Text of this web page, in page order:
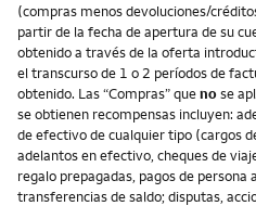
(compras menos devoluciones/
partir de la fecha de apertura de su
obtenido a través de la oferta
el transcurso de 1 o 2 períodos de
obtenido. Las “Compras” quenose
se obtienen recompensas incluyen:
de efectivo de cualquier tipo (cargos
adelantos en efectivo, cheques de
regalo prepagadas, pagos de persona
transferencias de saldo; disputas,